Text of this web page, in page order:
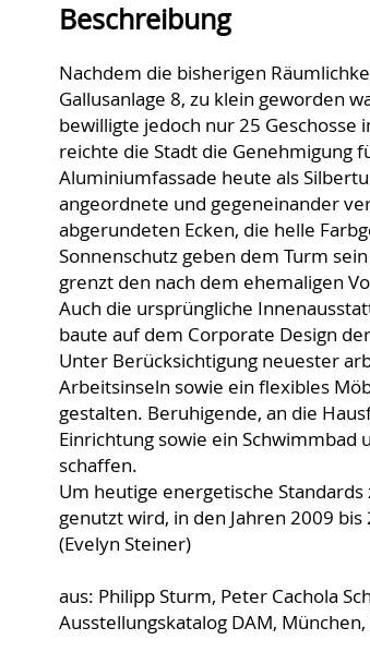
Beschreibung
Nachdem die bisherigen
Gallusanlage 8, zu klein geworden
bewilligte jedoch nur 25
reichte die Stadt die Genehmigung
Aluminiumfassade heute als
angeordnete und gegeneinander
abgerundeten Ecken, die helle
Sonnenschutz geben dem Turm
grenzt den nach dem ehemaligen
Auch die ursprüngliche
baute auf dem Corporate Design
Unter Berücksichtigung neuester
Arbeitsinseln sowie ein flexibles
gestalten. Beruhigende, an die
Einrichtung sowie ein
schaffen.
Um heutige energetische
genutzt wird, in den Jahren 2009
(Evelyn Steiner)
aus: Philipp Sturm, Peter Cachola
Ausstellungskatalog DAM,